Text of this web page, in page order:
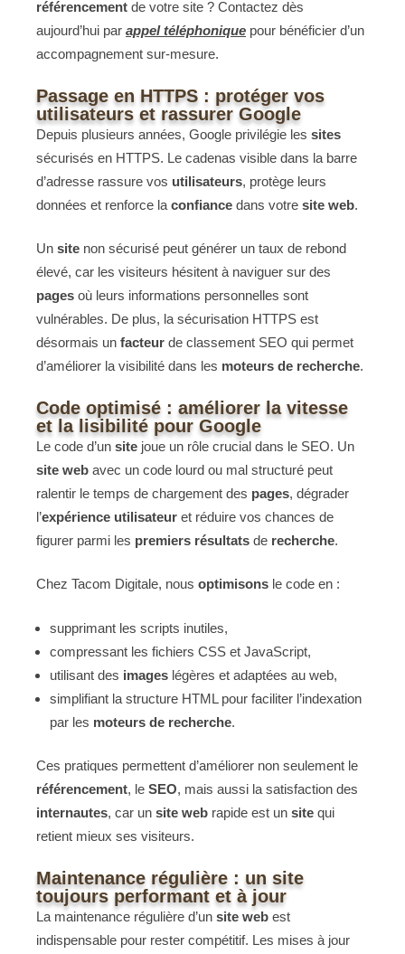
référencement de votre site ? Contactez dès
aujourd’hui par appel téléphonique pour bénéficier d’un
accompagnement sur-mesure.
Passage en HTTPS : protéger vos
utilisateurs et rassurer Google
Depuis plusieurs années, Google privilégie les sites
sécurisés en HTTPS. Le cadenas visible dans la barre
d’adresse rassure vos utilisateurs, protège leurs
données et renforce la confiance dans votre site web.
Un site non sécurisé peut générer un taux de rebond
élevé, car les visiteurs hésitent à naviguer sur des
pages où leurs informations personnelles sont
vulnérables. De plus, la sécurisation HTTPS est
désormais un facteur de classement SEO qui permet
d’améliorer la visibilité dans les moteurs de recherche.
Code optimisé : améliorer la vitesse
et la lisibilité pour Google
Le code d’un site joue un rôle crucial dans le SEO. Un
site web avec un code lourd ou mal structuré peut
ralentir le temps de chargement des pages, dégrader
l’expérience utilisateur et réduire vos chances de
figurer parmi les premiers résultats de recherche.
Chez Tacom Digitale, nous optimisons le code en :
supprimant les scripts inutiles,
compressant les fichiers CSS et JavaScript,
utilisant des images légères et adaptées au web,
simplifiant la structure HTML pour faciliter l’indexation
par les moteurs de recherche.
Ces pratiques permettent d’améliorer non seulement le
référencement, le SEO, mais aussi la satisfaction des
internautes, car un site web rapide est un site qui
retient mieux ses visiteurs.
Maintenance régulière : un site
toujours performant et à jour
La maintenance régulière d’un site web est
indispensable pour rester compétitif. Les mises à jour